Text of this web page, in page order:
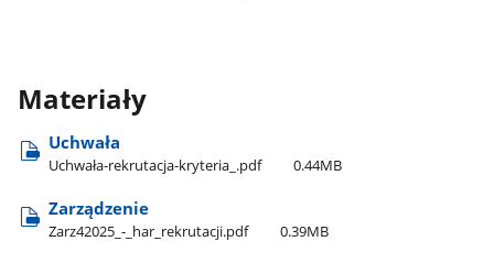
Materiały
Uchwała
Uchwała-rekrutacja-kryteria​_.pdf 0.44MB
Zarządzenie
Zarz42025​_-​_har​_rekrutacji.pdf 0.39MB